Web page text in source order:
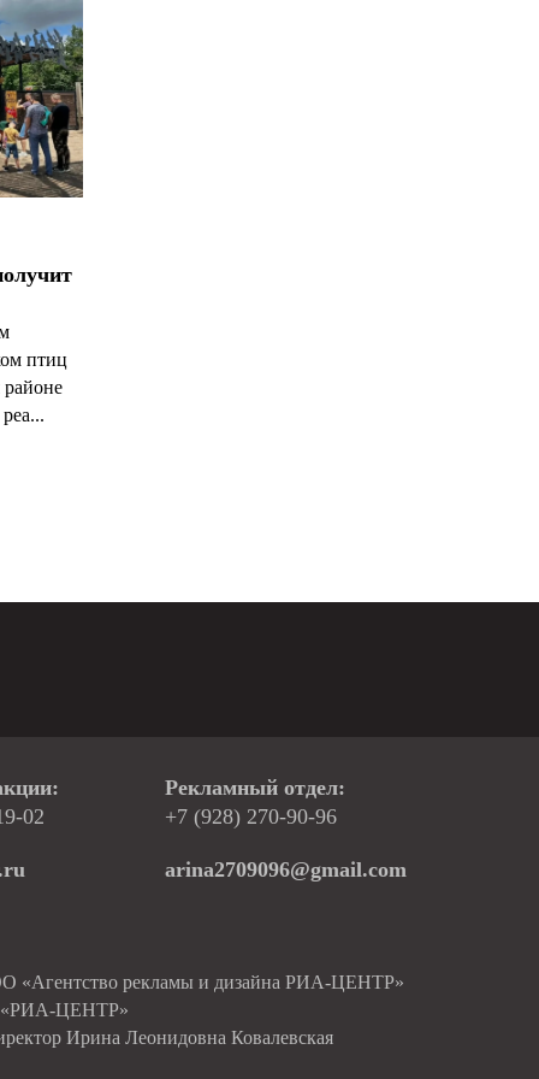
птиц
02
Рекламный отдел:
+7 (928) 270-90-96
arina2709096@gmail.com
«Агентство рекламы и дизайна РИА-ЦЕНТР»
«РИА-ЦЕНТР»
Ирина Леонидовна Ковалевская